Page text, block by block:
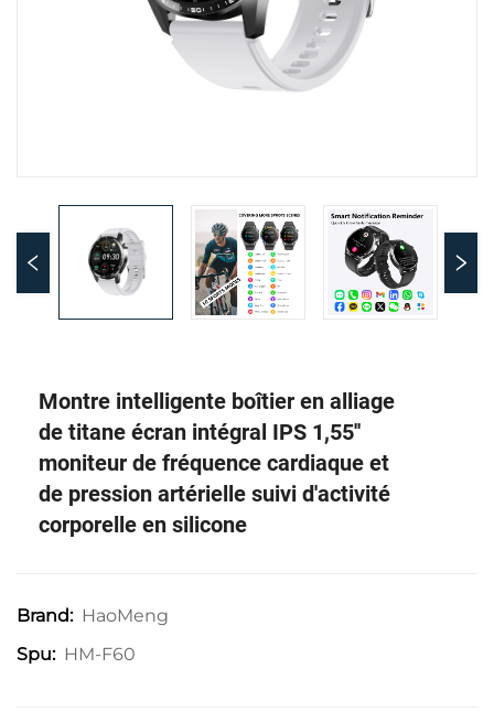
Montre intelligente boîtier en alliage
de titane écran intégral IPS 1,55''
moniteur de fréquence cardiaque et
de pression artérielle suivi d'activité
corporelle en silicone
Brand: HaoMeng
Spu: HM-F60